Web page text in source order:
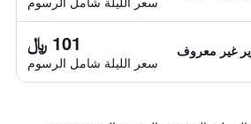
غير معروف 101 ﷼
سعر الليلة شامل الرسوم